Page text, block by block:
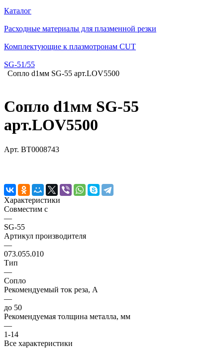
Каталог
Расходные материалы для плазменной резки
Комплектующие к плазмотронам CUT
SG-51/55
Сопло d1мм SG-55 арт.LOV5500
Сопло d1мм SG-55
арт.LOV5500
Арт. BT0008743
Характеристики
Совместим с
—
SG-55
Артикул производителя
—
073.055.010
Тип
—
Сопло
Рекомендуемый ток реза, А
—
до 50
Рекомендуемая толщина металла, мм
—
1-14
Все характеристики